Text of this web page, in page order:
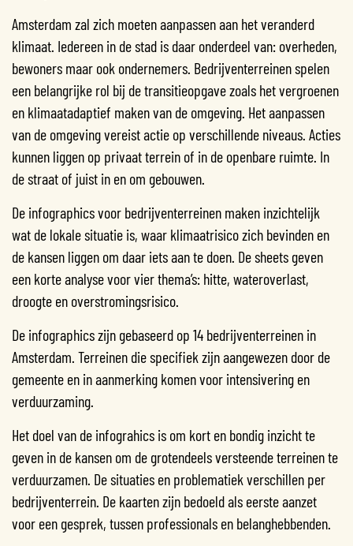
Amsterdam zal zich moeten aanpassen aan het veranderd
klimaat. Iedereen in de stad is daar onderdeel van: overheden,
bewoners maar ook ondernemers. Bedrijventerreinen spelen
een belangrijke rol bij de transitieopgave zoals het vergroenen
en klimaatadaptief maken van de omgeving. Het aanpassen
van de omgeving vereist actie op verschillende niveaus. Acties
kunnen liggen op privaat terrein of in de openbare ruimte. In
de straat of juist in en om gebouwen.
De infographics voor bedrijventerreinen maken inzichtelijk
wat de lokale situatie is, waar klimaatrisico zich bevinden en
de kansen liggen om daar iets aan te doen. De sheets geven
een korte analyse voor vier thema’s: hitte, wateroverlast,
droogte en overstromingsrisico.
De infographics zijn gebaseerd op 14 bedrijventerreinen in
Amsterdam. Terreinen die specifiek zijn aangewezen door de
gemeente en in aanmerking komen voor intensivering en
verduurzaming.
Het doel van de infograhics is om kort en bondig inzicht te
geven in de kansen om de grotendeels versteende terreinen te
verduurzamen. De situaties en problematiek verschillen per
bedrijventerrein. De kaarten zijn bedoeld als eerste aanzet
voor een gesprek, tussen professionals en belanghebbenden.